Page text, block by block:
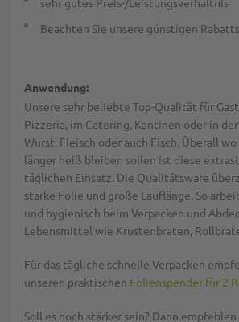
Beachten Sie unsere günstigen
Anwendung:
Unsere sehr beliebte Top-Qualität für
Pizzeria, im Catering, Kantinen oder in
Wurst, Fleisch oder auch Fisch. Überall
länger heiß bleiben sollen ist diese
täglichen Einsatz. Die Qualitätsware
starke Folie und große Lauflänge. So
und hygienisch beim Verpacken und
Lebensmittel wie Krustenbraten,
Für das tägliche schnelle Verpacken
unseren praktischen Folienspender für 2
Soll es noch stärker sein? Dann